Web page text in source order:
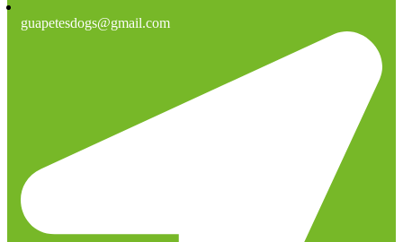
guapetesdogs@gmail.com